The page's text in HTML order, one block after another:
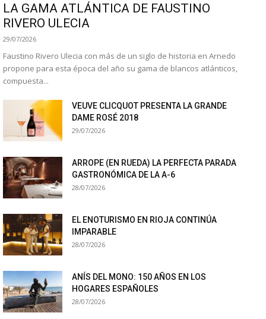
LA GAMA ATLÁNTICA DE FAUSTINO
RIVERO ULECIA
29/07/2026
Faustino Rivero Ulecia con más de un siglo de historia en Arnedo
propone para esta época del año su gama de blancos atlánticos,
compuesta...
VEUVE CLICQUOT PRESENTA LA GRANDE
DAME ROSÉ 2018
29/07/2026
ARROPE (EN RUEDA) LA PERFECTA PARADA
GASTRONÓMICA DE LA A-6
28/07/2026
EL ENOTURISMO EN RIOJA CONTINÚA
IMPARABLE
28/07/2026
ANÍS DEL MONO: 150 AÑOS EN LOS
HOGARES ESPAÑOLES
28/07/2026